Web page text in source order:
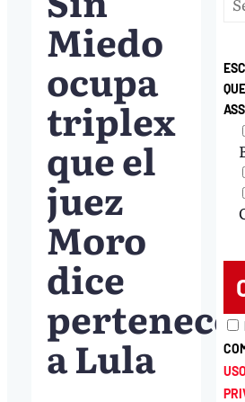
Miedo
ocupa
triplex
que el
juez
Moro
dice
pertenece
a Lula